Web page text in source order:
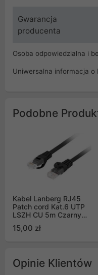
Gwarancja
producenta
Osoba odpowiedzialna i
Uniwersalna informacja o
Podobne
Kabel Lanberg RJ45
Patch cord Kat.6 UTP
LSZH CU 5m Czarny
10CU-0500-BK)
15,00 zł
Opinie Klientów